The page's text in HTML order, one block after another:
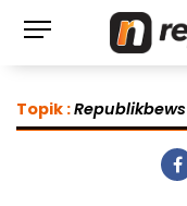
Topik :Republikbews